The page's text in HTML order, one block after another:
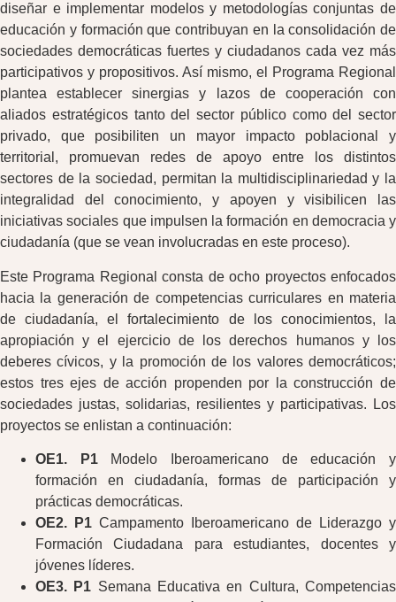
diseñar e implementar modelos y metodologías conjuntas de
educación y formación que contribuyan en la consolidación de
sociedades democráticas fuertes y ciudadanos cada vez más
participativos y propositivos. Así mismo, el Programa Regional
plantea establecer sinergias y lazos de cooperación con
aliados estratégicos tanto del sector público como del sector
privado, que posibiliten un mayor impacto poblacional y
territorial, promuevan redes de apoyo entre los distintos
sectores de la sociedad, permitan la multidisciplinariedad y la
integralidad del conocimiento, y apoyen y visibilicen las
iniciativas sociales que impulsen la formación en democracia y
ciudadanía (que se vean involucradas en este proceso).
Este Programa Regional consta de ocho proyectos enfocados
hacia la generación de competencias curriculares en materia
de ciudadanía, el fortalecimiento de los conocimientos, la
apropiación y el ejercicio de los derechos humanos y los
deberes cívicos, y la promoción de los valores democráticos;
estos tres ejes de acción propenden por la construcción de
sociedades justas, solidarias, resilientes y participativas. Los
proyectos se enlistan a continuación:
OE1. P1Modelo Iberoamericano de educación y
formación en ciudadanía, formas de participación y
prácticas democráticas.
OE2. P1 Campamento Iberoamericano de Liderazgo y
Formación Ciudadana para estudiantes, docentes y
jóvenes líderes.
OE3. P1 Semana Educativa en Cultura, Competencias